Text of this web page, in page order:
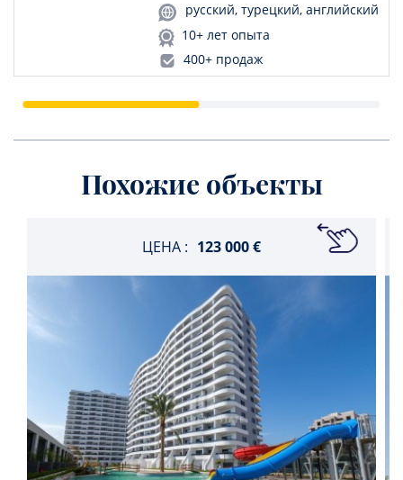
русский, турецкий, английский
10+ лет опыта
400+ продаж
Похожие объекты
ЦЕНА : 123 000 €